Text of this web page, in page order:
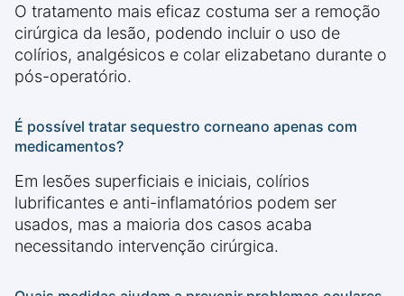
O tratamento mais eficaz costuma ser a remoção
cirúrgica da lesão, podendo incluir o uso de
colírios, analgésicos e colar elizabetano durante o
pós-operatório.
É possível tratar sequestro corneano apenas com
medicamentos?
Em lesões superficiais e iniciais, colírios
lubrificantes e anti-inflamatórios podem ser
usados, mas a maioria dos casos acaba
necessitando intervenção cirúrgica.